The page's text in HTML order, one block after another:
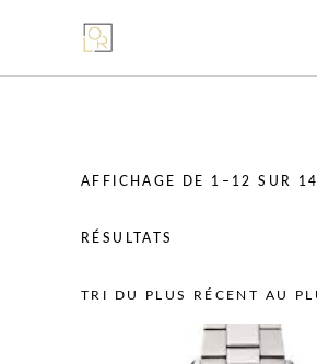
AFFICHAGE DE 1–12 SUR 14
RÉSULTATS
DU